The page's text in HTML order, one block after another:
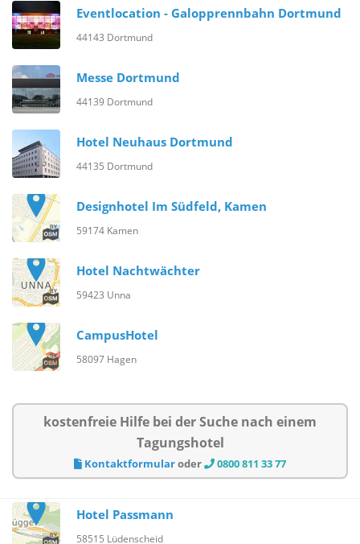
Eventlocation - Galopprennbahn Dortmund
44143 Dortmund
Messe Dortmund
44139 Dortmund
Hotel Neuhaus Dortmund
44135 Dortmund
Designhotel Im Südfeld, Kamen
59174 Kamen
Hotel Nachtwächter
59423 Unna
CampusHotel
58097 Hagen
kostenfreie Hilfe bei der Suche nach einem
Tagungshotel
Kontaktformularoder 0800 811 33 77
Hotel Passmann
58515 Lüdenscheid